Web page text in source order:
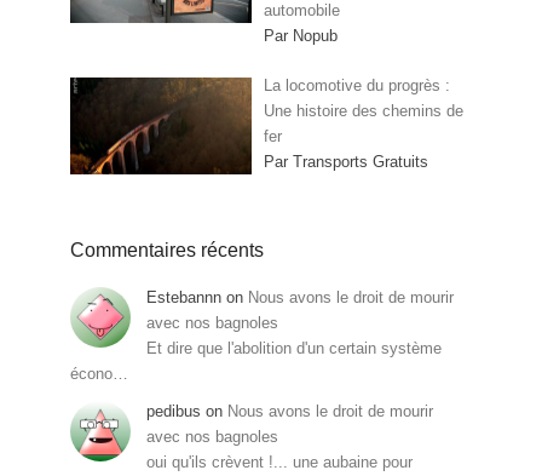
automobile
Par Nopub
La locomotive du progrès :
Une histoire des chemins de
fer
Par Transports Gratuits
Commentaires récents
Estebannn on Nous avons le droit de mourir
avec nos bagnoles
Et dire que l'abolition d'un certain système
écono…
pedibus on Nous avons le droit de mourir
avec nos bagnoles
oui qu'ils crèvent !... une aubaine pour